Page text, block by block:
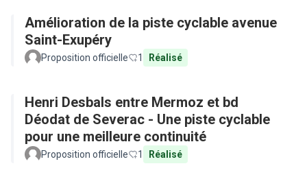
Amélioration de la piste cyclable avenue
Saint-Exupéry
Proposition officielle 1 Réalisé
Henri Desbals entre Mermoz et bd
Déodat de Severac - Une piste cyclable
pour une meilleure continuité
Proposition officielle 1 Réalisé